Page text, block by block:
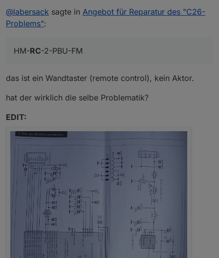
@labersack sagte in Angebot für Reparatur des "C26-
Problems":
HM-RC-2-PBU-FM
das ist ein Wandtaster (remote control), kein Aktor.
hat der wirklich die selbe Problematik?
EDIT: